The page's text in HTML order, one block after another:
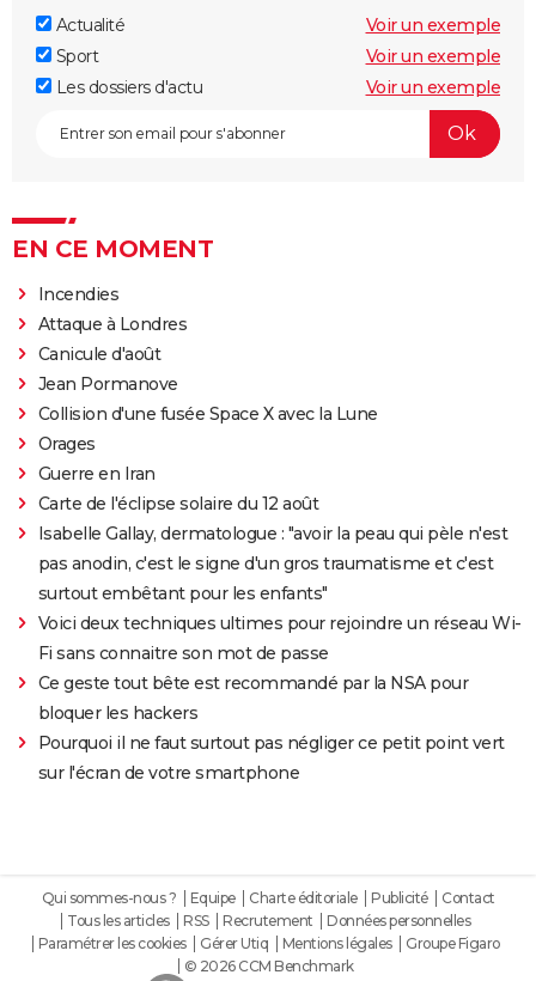
Actualité
Voir un exemple
Sport
Voir un exemple
Les dossiers d'actu
Voir un exemple
EN CE MOMENT
Incendies
Attaque à Londres
Canicule d'août
Jean Pormanove
Collision d'une fusée Space X avec la Lune
Orages
Guerre en Iran
Carte de l'éclipse solaire du 12 août
Isabelle Gallay, dermatologue : "avoir la peau qui pèle n'est
pas anodin, c'est le signe d'un gros traumatisme et c'est
surtout embêtant pour les enfants"
Voici deux techniques ultimes pour rejoindre un réseau Wi-
Fi sans connaitre son mot de passe
Ce geste tout bête est recommandé par la NSA pour
bloquer les hackers
Pourquoi il ne faut surtout pas négliger ce petit point vert
sur l'écran de votre smartphone
Qui sommes-nous ? Equipe Charte éditoriale Publicité
Contact
Tous les articles
RSS Recrutement
Données personnelles
Paramétrer les cookies
Gérer Utiq Mentions légales
Groupe Figaro
© 2026 CCM Benchmark